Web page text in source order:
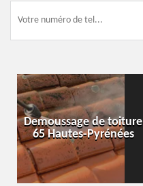
Demoussage de toiture
65 Hautes-Pyrénées